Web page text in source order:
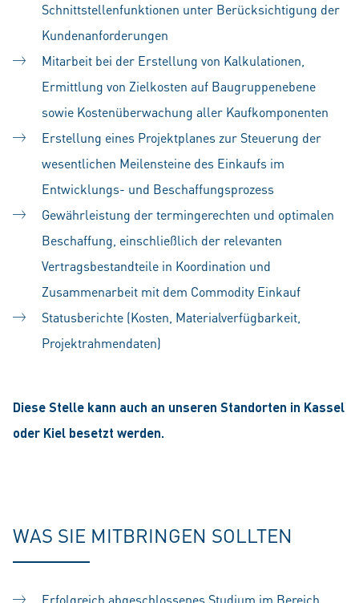
Schnittstellenfunktionen unter Berücksichtigung der
Kundenanforderungen
Mitarbeit bei der Erstellung von Kalkulationen,
Ermittlung von Zielkosten auf Baugruppenebene
sowie Kostenüberwachung aller Kaufkomponenten
Erstellung eines Projektplanes zur Steuerung der
wesentlichen Meilensteine des Einkaufs im
Entwicklungs- und Beschaffungsprozess
Gewährleistung der termingerechten und optimalen
Beschaffung, einschließlich der relevanten
Vertragsbestandteile in Koordination und
Zusammenarbeit mit dem Commodity Einkauf
Statusberichte (Kosten, Materialverfügbarkeit,
Projektrahmendaten)
Diese Stelle kann auch an unseren Standorten in Kassel
oder Kiel besetzt werden.
WAS SIE MITBRINGEN SOLLTEN
Erfolgreich abgeschlossenes Studium im Bereich